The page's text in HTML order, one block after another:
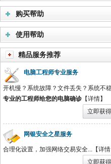
购买帮助
使用帮助
精品服务推荐
电脑工程师专业服务
开机慢？系统故障？文件丢失？系统不
专业的工程师给您的电脑确诊 【详情】
网银安全之星服务
合理化设置，加强网络交易安全...【详情